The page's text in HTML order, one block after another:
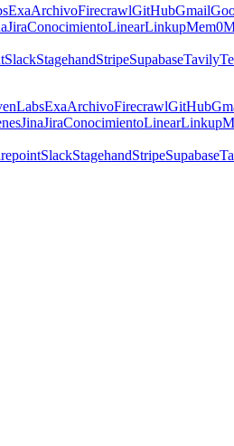
ExaArchivoFirecrawlGitHubGmail
JiraConocimientoLinearLinkupMem0
SlackStagehandStripeSupabaseTavily
ExaArchivoFirecrawlGitHub
JinaJiraConocimientoLinearLinkup
SlackStagehandStripeSupabase